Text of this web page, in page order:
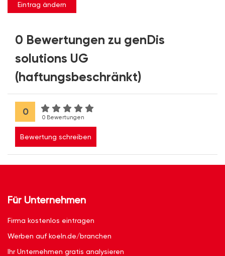
Eintrag ändern
0 Bewertungen zu genDis
solutions UG
(haftungsbeschränkt)
0
0 Bewertungen
Bewertung schreiben
Für Unternehmen
Firma kostenlos eintragen
Werben auf koeln.de/branchen
Ihr Unternehmen gratis analysieren